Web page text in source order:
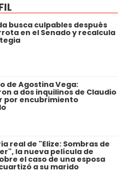
busca culpables después
en el Senado y recalcula
de Agostina Vega:
a dos inquilinos de Claudio
por encubrimiento
real de "Elize: Sombras de
la nueva película de
el caso de una esposa
a su marido